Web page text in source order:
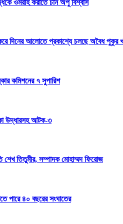
ওমরাহ করাতে চান অপু বিশ্বাস
দিনের আলোতে প্রকাশ্যে চলছে অবৈধ পুকুর
কমিশনের ৭ সুপারিশ
উদ্ধারসহ আটক-৩
শেখ তিতুমীর, সম্পাদক মোহাম্মদ ফিরোজ
পারে ৪০ বছরের সংঘাতের